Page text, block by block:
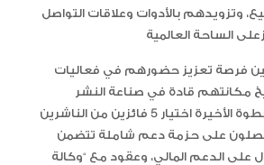
4 إلى 5 أسابيع، وتزويدهم بالأدوات وعلاقات التواصل
فرصة تعزيز حضورهم في فعاليات
مكانتهم قادة في صناعة النشر
العالمية، وتتضمن الخطوة الأخيرة اختيار 5 فائزين من الناشرين
على حزمة دعم شاملة تتضمن
الدعم المالي، وعقود مع “وكالة